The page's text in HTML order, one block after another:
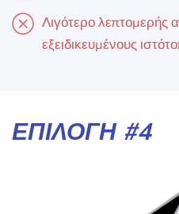
Λιγότερο λεπτομερής
εξειδικευμένους
ΕΠΙΛΟΓΉ #4